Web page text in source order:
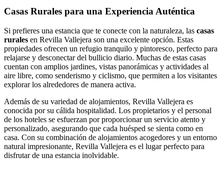
Casas Rurales para una Experiencia Auténtica
Si prefieres una estancia que te conecte con la naturaleza, las casas
rurales en Revilla Vallejera son una excelente opción. Estas
propiedades ofrecen un refugio tranquilo y pintoresco, perfecto para
relajarse y desconectar del bullicio diario. Muchas de estas casas
cuentan con amplios jardines, vistas panorámicas y actividades al
aire libre, como senderismo y ciclismo, que permiten a los visitantes
explorar los alrededores de manera activa.
Además de su variedad de alojamientos, Revilla Vallejera es
conocida por su cálida hospitalidad. Los propietarios y el personal
de los hoteles se esfuerzan por proporcionar un servicio atento y
personalizado, asegurando que cada huésped se sienta como en
casa. Con su combinación de alojamientos acogedores y un entorno
natural impresionante, Revilla Vallejera es el lugar perfecto para
disfrutar de una estancia inolvidable.